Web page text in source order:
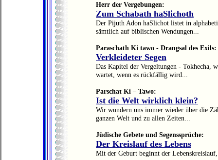
Herr der Vergebungen:
Zum Schabath haSlichoth
Der Pijuth Adon haSlichot listet in
sämtlich auf biblischen Wendungen...
Paraschath Ki tawo - Drangsal des Exils:
Verkleideter Segen
Das Kapitel der Vergeltungen - Tokhecha,
wartet, wenn es rückfällig wird...
Parschat Ki – Tawo:
Ist die Welt wirklich klein?
Wir wundern uns immer wieder über die
ganzen Welt und zu allen Zeiten...
Jüdische Gebete und Segenssprüche:
Der Kreislauf des Lebens
Mit der Geburt beginnt der